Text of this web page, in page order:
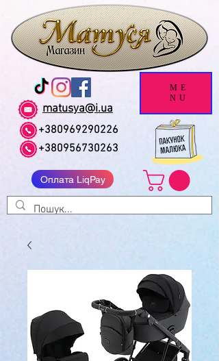
matusya@i.ua
+380969290226
+380956730263
Оплата LiqPay
ME
NU